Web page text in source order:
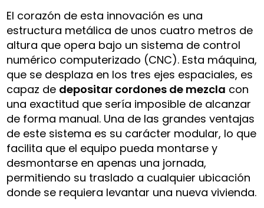
El corazón de esta innovación es una
estructura metálica de unos cuatro metros de
altura que opera bajo un sistema de control
numérico computerizado (CNC). Esta máquina,
que se desplaza en los tres ejes espaciales, es
capaz de depositar cordones de mezcla con
una exactitud que sería imposible de alcanzar
de forma manual. Una de las grandes ventajas
de este sistema es su carácter modular, lo que
facilita que el equipo pueda montarse y
desmontarse en apenas una jornada,
permitiendo su traslado a cualquier ubicación
donde se requiera levantar una nueva vivienda.